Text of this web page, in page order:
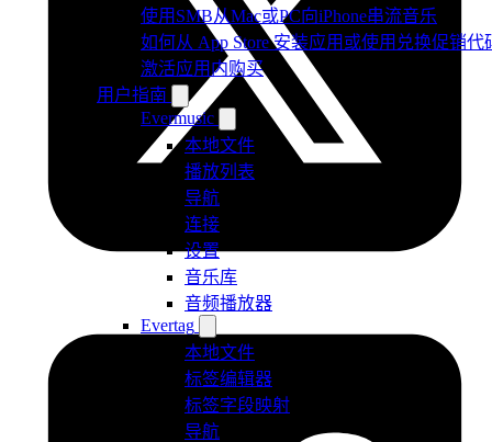
使用SMB从Mac或PC向iPhone串流音乐
如何从 App Store 安装应用或使用兑换促销代
激活应用内购买
用户指南
Evermusic
本地文件
播放列表
导航
连接
设置
音乐库
音频播放器
Evertag
本地文件
标签编辑器
标签字段映射
导航